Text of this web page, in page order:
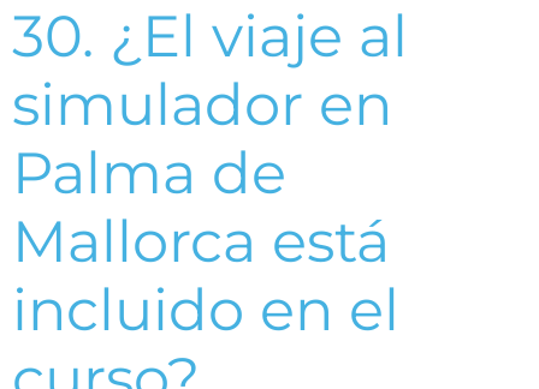
30. ¿El viaje al
simulador en
Palma de
Mallorca está
incluido en el